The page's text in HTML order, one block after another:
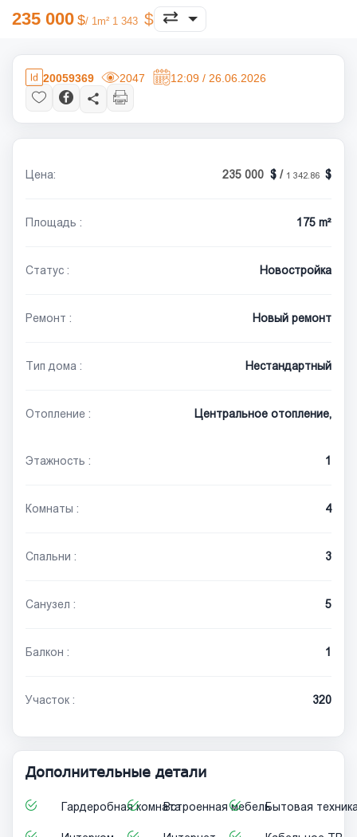
235 000 / 1m² 1 343
20059369 2047 12:09 / 26.06.2026
Цена: 235 000 / 1 342.86
Площадь : 175 m²
Статус : Новостройка
Ремонт : Новый ремонт
Тип дома : Нестандартный
Отопление : Центральное отопление,
Этажность : 1
Комнаты : 4
Спальни : 3
Санузел : 5
Балкон : 1
Участок : 320
Дополнительные детали
Гардеробная комнатаВстроенная мебельБытовая